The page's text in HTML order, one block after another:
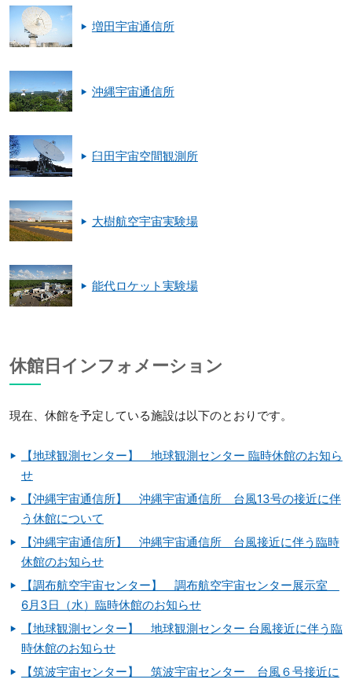
増田宇宙通信所
沖縄宇宙通信所
臼田宇宙空間観測所
大樹航空宇宙実験場
能代ロケット実験場
休館日インフォメーション
現在、休館を予定している施設は以下のとおりです。
【地球観測センター】 地球観測センター 臨時休館のお知ら
せ
【沖縄宇宙通信所】 沖縄宇宙通信所 台風13号の接近に伴
う休館について
【沖縄宇宙通信所】 沖縄宇宙通信所 台風接近に伴う臨時
休館のお知らせ
【調布航空宇宙センター】 調布航空宇宙センター展示室
6月3日（水）臨時休館のお知らせ
【地球観測センター】 地球観測センター 台風接近に伴う臨
時休館のお知らせ
【筑波宇宙センター】 筑波宇宙センター 台風６号接近に